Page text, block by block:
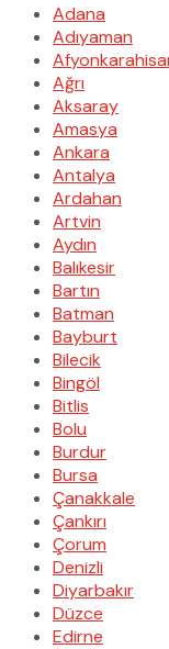
Adana
Adıyaman
Ağrı
Aksaray
Amasya
Ankara
Antalya
Ardahan
Artvin
Aydın
Balıkesir
Bartın
Batman
Bayburt
Bilecik
Bingöl
Bitlis
Bolu
Burdur
Bursa
Çanakkale
Çankırı
Çorum
Denizli
Diyarbakır
Düzce
Edirne